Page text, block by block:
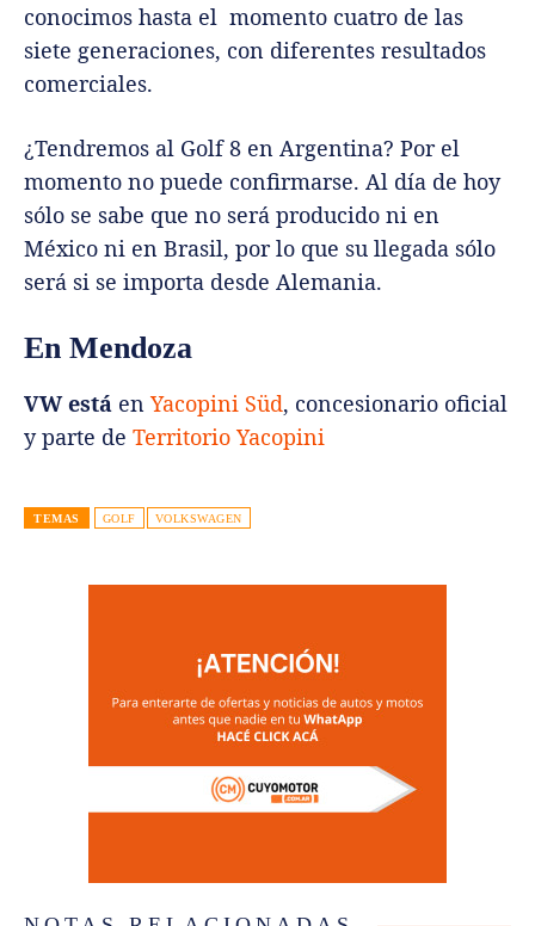
conocimos hasta el momento cuatro de las
siete generaciones, con diferentes resultados
comerciales.
¿Tendremos al Golf 8 en Argentina? Por el
momento no puede confirmarse. Al día de hoy
sólo se sabe que no será producido ni en
México ni en Brasil, por lo que su llegada sólo
será si se importa desde Alemania.
En Mendoza
VW está en Yacopini Süd, concesionario oficial
y parte de Territorio Yacopini
TEMAS GOLF VOLKSWAGEN